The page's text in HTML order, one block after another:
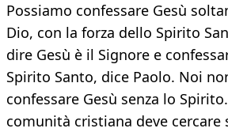
Possiamo confessare Gesù
Dio, con la forza dello Spirito
dire Gesù è il Signore e
Spirito Santo, dice Paolo. Noi
confessare Gesù senza lo
comunità cristiana deve cercare